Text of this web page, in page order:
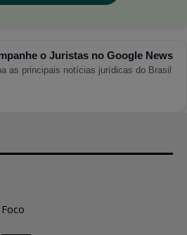
o Juristas no Google News
as principais notícias jurídicas do Brasil